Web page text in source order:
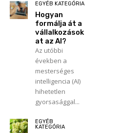
EGYÉB KATEGÓRIA
Hogyan
formálja át a
vállalkozások
at az AI?
Az utóbbi
években a
mesterséges
intelligencia (AI)
hihetetlen
gyorsasággal...
EGYÉB
KATEGÓRIA